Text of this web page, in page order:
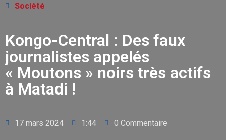
Société
Kongo-Central : Des faux
journalistes appelés
« Moutons » noirs très actifs
à Matadi !
17 mars 2024 1:44 0 Commentaire